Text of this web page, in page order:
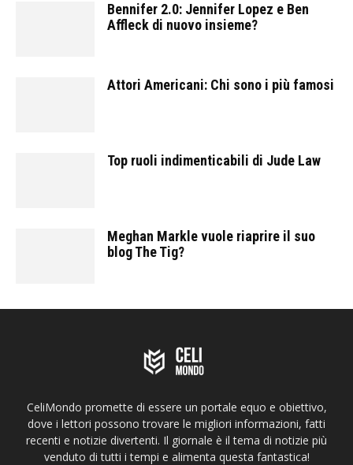
Bennifer 2.0: Jennifer Lopez e Ben
Affleck di nuovo insieme?
Attori Americani: Chi sono i più famosi
Top ruoli indimenticabili di Jude Law
Meghan Markle vuole riaprire il suo
blog The Tig?
CeliMondo promette di essere un portale equo e obiettivo,
dove i lettori possono trovare le migliori informazioni, fatti
recenti e notizie divertenti. Il giornale è il tema di notizie più
venduto di tutti i tempi e alimenta questa fantastica!